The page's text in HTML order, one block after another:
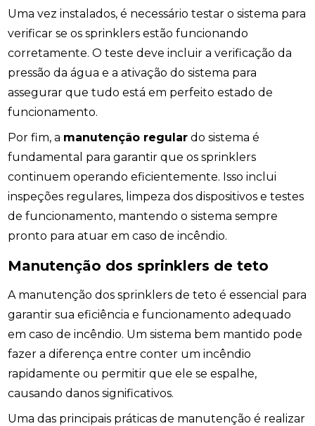
Uma vez instalados, é necessário testar o sistema para
verificar se os sprinklers estão funcionando
corretamente. O teste deve incluir a verificação da
pressão da água e a ativação do sistema para
assegurar que tudo está em perfeito estado de
funcionamento.
Por fim, a manutenção regular do sistema é
fundamental para garantir que os sprinklers
continuem operando eficientemente. Isso inclui
inspeções regulares, limpeza dos dispositivos e testes
de funcionamento, mantendo o sistema sempre
pronto para atuar em caso de incêndio.
Manutenção dos sprinklers de teto
A manutenção dos sprinklers de teto é essencial para
garantir sua eficiência e funcionamento adequado
em caso de incêndio. Um sistema bem mantido pode
fazer a diferença entre conter um incêndio
rapidamente ou permitir que ele se espalhe,
causando danos significativos.
Uma das principais práticas de manutenção é realizar